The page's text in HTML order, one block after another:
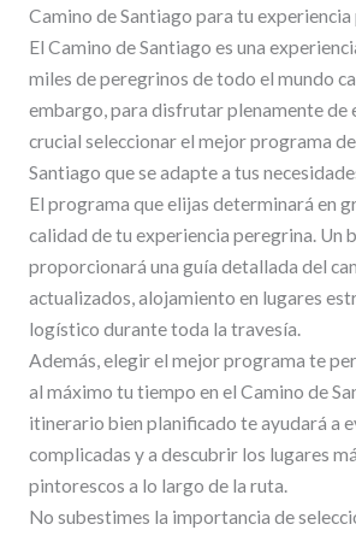
Camino de Santiago para tu
El Camino de Santiago es una
miles de peregrinos de todo el mundo
embargo, para disfrutar plenamente de
crucial seleccionar el mejor programa
Santiago que se adapte a tus
El programa que elijas determinará en
calidad de tu experiencia peregrina. Un
proporcionará una guía detallada del
actualizados, alojamiento en lugares
logístico durante toda la travesía.
Además, elegir el mejor programa te
al máximo tu tiempo en el Camino de
itinerario bien planificado te ayudará a
complicadas y a descubrir los lugares
pintorescos a lo largo de la ruta.
No subestimes la importancia de